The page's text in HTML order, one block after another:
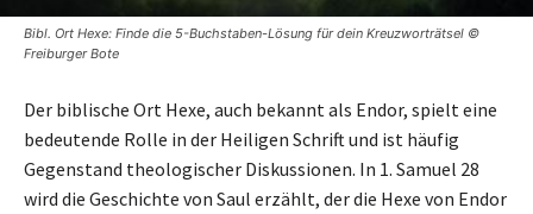
Bibl. Ort Hexe: Finde die 5-Buchstaben-Lösung für dein Kreuzworträtsel ©
Freiburger Bote
Der biblische Ort Hexe, auch bekannt als Endor, spielt eine
bedeutende Rolle in der Heiligen Schrift und ist häufig
Gegenstand theologischer Diskussionen. In 1. Samuel 28
wird die Geschichte von Saul erzählt, der die Hexe von Endor